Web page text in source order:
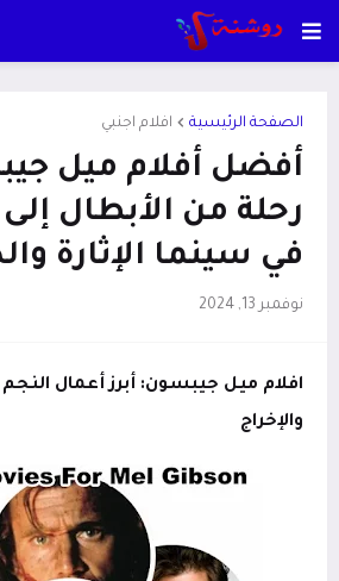
الصفحة الرئيسية افلام اجنبي
أفضل أفلام ميل
رحلة من الأبطال
في سينما الإثارة
نوفمبر 13, 2024
افلام ميل جيبسون: أبرز أعمال النجم
والإخراج